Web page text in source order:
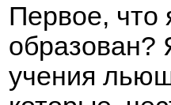
Первое, что
образован?
учения